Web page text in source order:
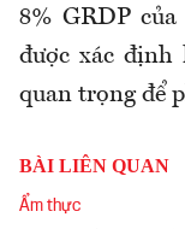
8% GRDP
được xác
quan trọng để
BÀI LIÊN QUAN
Ẩm thực